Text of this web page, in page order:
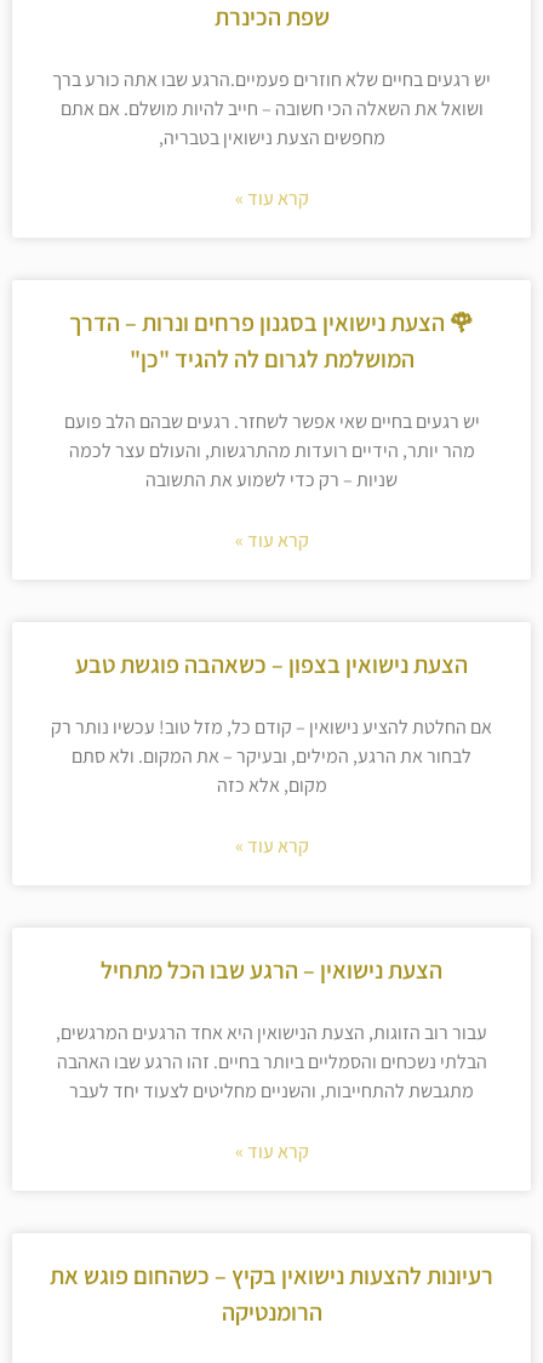
שפת הכינרת
יש רגעים בחיים שלא חוזרים פעמיים.הרגע שבו אתה כורע ברך
ושואל את השאלה הכי חשובה – חייב להיות מושלם. אם אתם
מחפשים הצעת נישואין בטבריה,
קרא עוד »
🌹 הצעת נישואין בסגנון פרחים ונרות – הדרך
המושלמת לגרום לה להגיד "כן"
יש רגעים בחיים שאי אפשר לשחזר. רגעים שבהם הלב פועם
מהר יותר, הידיים רועדות מהתרגשות, והעולם עצר לכמה
שניות – רק כדי לשמוע את התשובה
קרא עוד »
הצעת נישואין בצפון – כשאהבה פוגשת טבע
אם החלטת להציע נישואין – קודם כל, מזל טוב! עכשיו נותר רק
לבחור את הרגע, המילים, ובעיקר – את המקום. ולא סתם
מקום, אלא כזה
קרא עוד »
הצעת נישואין – הרגע שבו הכל מתחיל
עבור רוב הזוגות, הצעת הנישואין היא אחד הרגעים המרגשים,
הבלתי נשכחים והסמליים ביותר בחיים. זהו הרגע שבו האהבה
מתגבשת להתחייבות, והשניים מחליטים לצעוד יחד לעבר
קרא עוד »
רעיונות להצעות נישואין בקיץ – כשהחום פוגש את
הרומנטיקה